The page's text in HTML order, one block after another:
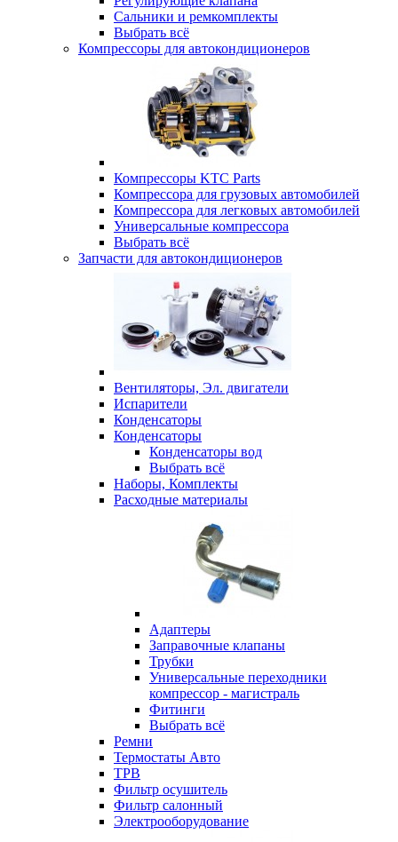
Сальники и ремкомплекты
Выбрать всё
Компрессоры для автокондиционеров
Компрессоры KTC Parts
Компрессора для грузовых автомобилей
Компрессора для легковых автомобилей
Универсальные компрессора
Выбрать всё
Запчасти для автокондиционеров
Вентиляторы, Эл. двигатели
Испарители
Конденсаторы
Конденсаторы
Конденсаторы вод
Выбрать всё
Наборы, Комплекты
Расходные материалы
Адаптеры
Заправочные клапаны
Трубки
Универсальные переходники
компрессор - магистраль
Фитинги
Выбрать всё
Ремни
Термостаты Авто
ТРВ
Фильтр осушитель
Фильтр салонный
Электрооборудование